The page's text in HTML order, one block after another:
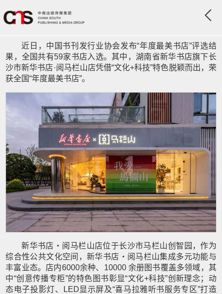
近日，中国书刊发行业协会发布“年度最美书店”评选结
果，全国共有59家书店入选。其中，湖南省新华书店旗下长
沙市新华书店·阅马栏山店凭借“文化+科技”特色脱颖而出，荣
获全国“年度最美书店”。
新华书店・阅马栏山店位于长沙市马栏山创智园，作为
综合性公共文化空间，新华书店・阅马栏山集成多元功能与
丰富业态。店内6000余种、10000 余册图书覆盖多领域，其
中“创意传播专柜”的特色图书彰显“文化+科技”创新理念；动
态电子投影灯、LED显示屏及“喜马拉雅听书服务专区”打造